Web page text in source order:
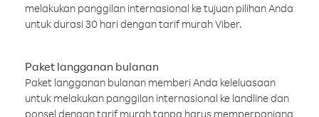
melakukan panggilan internasional ke tujuan pilihan Anda
untuk durasi 30 hari dengan tarif murah Viber.
Paket langganan bulanan
Paket langganan bulanan memberi Anda keleluasaan
untuk melakukan panggilan internasional ke landline dan
ponsel dengan tarif murah tanpa harus memperpanjang